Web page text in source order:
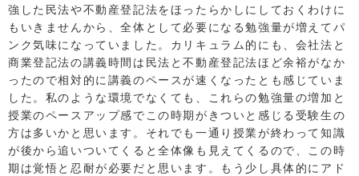
強した民法や不動産登記法をほったらかしにしておくわけに
もいきませんから、全体として必要になる勉強量が増えてパ
ンク気味になっていました。カリキュラム的にも、会社法と
商業登記法の講義時間は民法と不動産登記法ほど余裕がなか
ったので相対的に講義のペースが速くなったとも感じていま
した。私のような環境でなくても、これらの勉強量の増加と
授業のペースアップ感でこの時期がきついと感じる受験生の
方は多いかと思います。それでも一通り授業が終わって知識
が後から追いついてくると全体像も見えてくるので、この時
期は覚悟と忍耐が必要だと思います。もう少し具体的にアド